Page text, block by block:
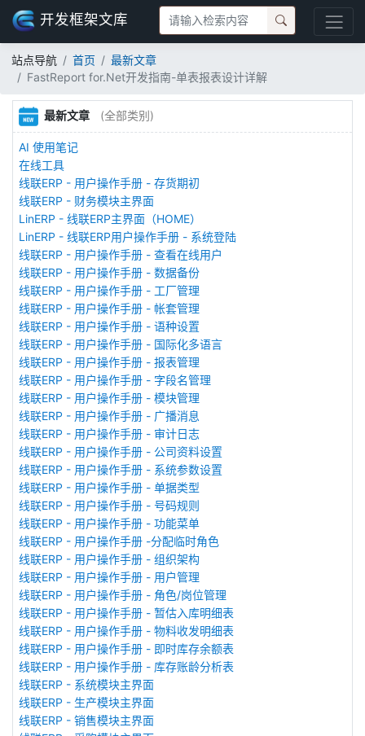
开发框架文库
站点导航 首页
最新文章
FastReport for.Net开发指南-单表报表设计详解
最新文章 (全部类别)
AI 使用笔记
在线工具
线联ERP - 用户操作手册 - 存货期初
线联ERP - 财务模块主界面
LinERP - 线联ERP主界面（HOME）
LinERP - 线联ERP用户操作手册 - 系统登陆
线联ERP - 用户操作手册 - 查看在线用户
线联ERP - 用户操作手册 - 数据备份
线联ERP - 用户操作手册 - 工厂管理
线联ERP - 用户操作手册 - 帐套管理
线联ERP - 用户操作手册 - 语种设置
线联ERP - 用户操作手册 - 国际化多语言
线联ERP - 用户操作手册 - 报表管理
线联ERP - 用户操作手册 - 字段名管理
线联ERP - 用户操作手册 - 模块管理
线联ERP - 用户操作手册 - 广播消息
线联ERP - 用户操作手册 - 审计日志
线联ERP - 用户操作手册 - 公司资料设置
线联ERP - 用户操作手册 - 系统参数设置
线联ERP - 用户操作手册 - 单据类型
线联ERP - 用户操作手册 - 号码规则
线联ERP - 用户操作手册 - 功能菜单
线联ERP - 用户操作手册 -分配临时角色
线联ERP - 用户操作手册 - 组织架构
线联ERP - 用户操作手册 - 用户管理
线联ERP - 用户操作手册 - 角色/岗位管理
线联ERP - 用户操作手册 - 暂估入库明细表
线联ERP - 用户操作手册 - 物料收发明细表
线联ERP - 用户操作手册 - 即时库存余额表
线联ERP - 用户操作手册 - 库存账龄分析表
线联ERP - 系统模块主界面
线联ERP - 生产模块主界面
线联ERP - 销售模块主界面